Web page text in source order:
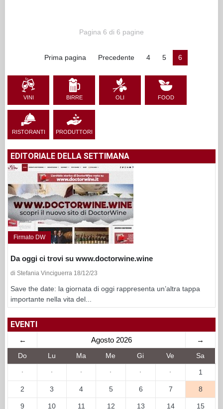
Pagina 6 di 6 pagine
Prima pagina Precedente 4 5 6
VINI BIRRE OLI FOOD
RISTORANTI PRODUTTORI
EDITORIALE DELLA SETTIMANA
Firmato DW
Da oggi ci trovi su www.doctorwine.wine
di Stefania Vinciguerra 18/12/23
Save the date: la giornata di oggi rappresenta un’altra tappa
importante nella vita del...
EVENTI
← Agosto 2026 →
Do Lu Ma Me Gi Ve Sa
· · · · · · 1
2 3 4 5 6 7 8
9 10 11 12 13 14 15